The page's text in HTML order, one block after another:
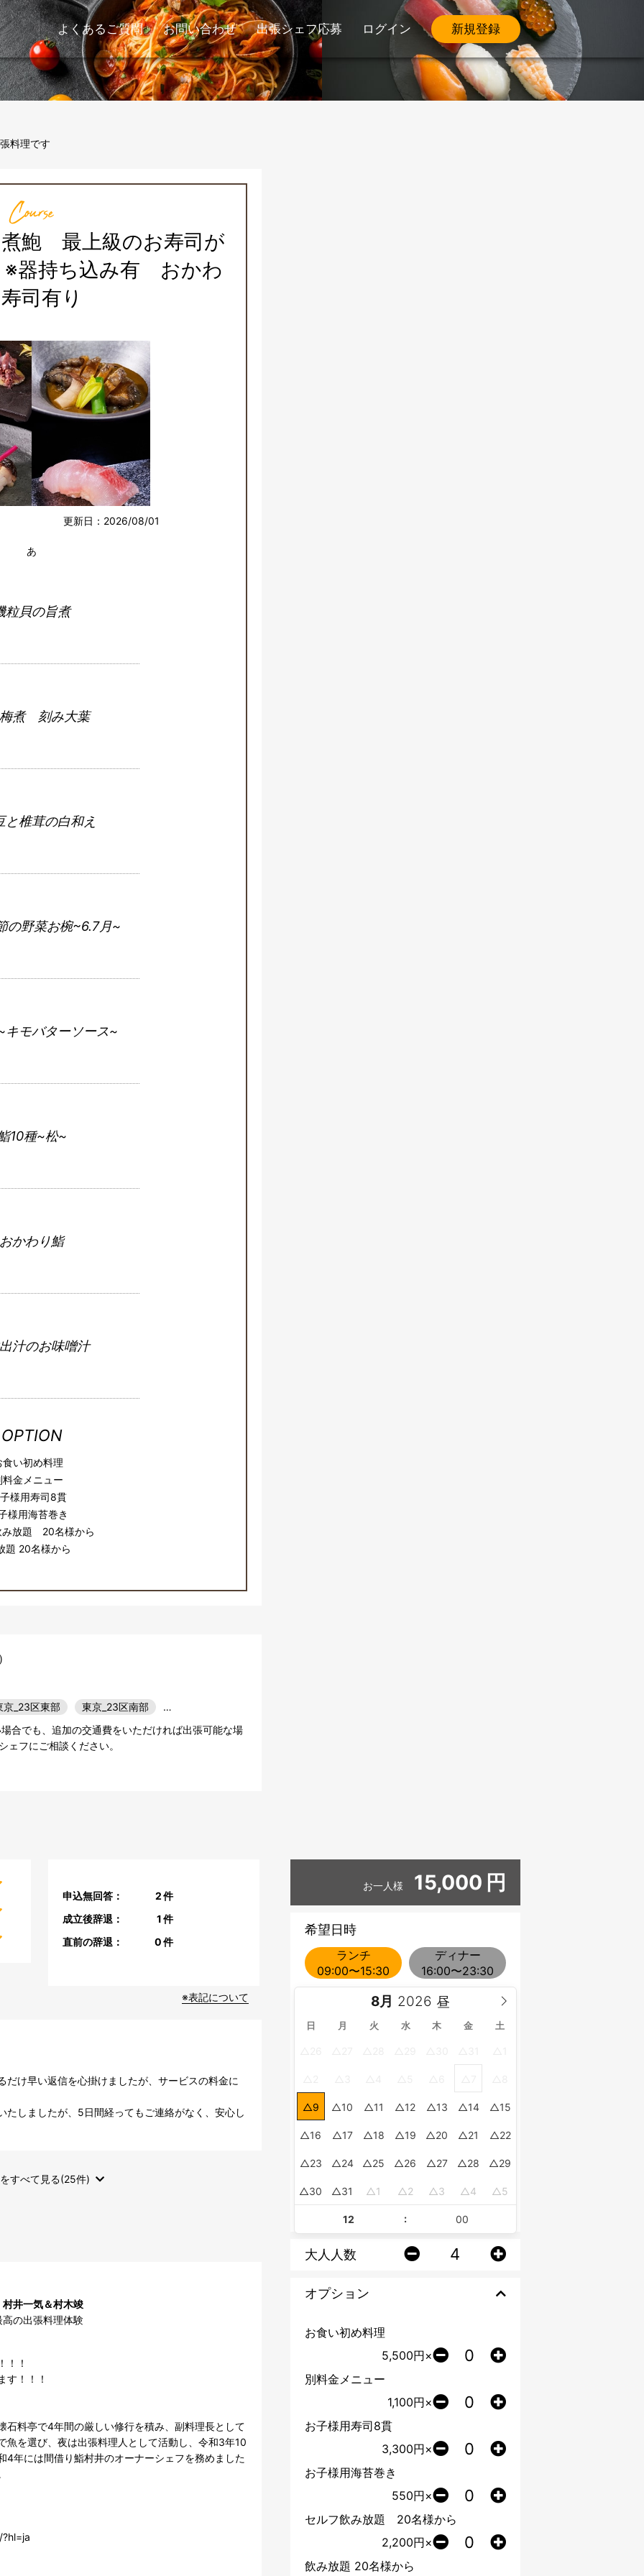
よくあるご質問 お問い合わせ 出張シェフ応募 ログイン 新規登録
料理です
Course
鮑 最上級のお寿司が
器持ち込み有 おかわ
司有り
更新日：2026/08/01
あ
粒貝の旨煮
煮 刻み大葉
と椎茸の白和え
の野菜お椀~6.7月~
キモバターソース~
10種~松~
おかわり鮨
汁のお味噌汁
OPTION
食い初め料理
料金メニュー
様用寿司8貫
様用海苔巻き
み放題 20名様から
題 20名様から
京_23区東部 東京_23区南部
…
合でも、追加の交通費をいただければ出張可能な場
ェフにご相談ください。
申込無回答： 2件
成立後辞退：
1件
直前の辞退：
0件
※表記について
だけ早い返信を心掛けましたが、サービスの料金に
たしましたが、5日間経ってもご連絡がなく、安心し
すべて見る(25件)
井一気＆村木竣
の出張料理体験
！！
す！！！
石料亭で4年間の厳しい修行を積み、副料理長として
魚を選び、夜は出張料理人として活動し、令和3年10
4年には間借り鮨村井のオーナーシェフを務めました
お一人様 15,000 円
希望日時
ランチ
09:00〜15:30
ディナー
16:00〜23:30
8月
日 月 火 水 木 金 土
9 10 11 12 13 14 15
16 17 18 19 20 21 22
23 24 25 26 27 28 29
30 31 1 2 3 4 5
:
大人人数
オプション
お食い初め料理
5,500円×
別料金メニュー
1,100円×
お子様用寿司8貫
3,300円×
お子様用海苔巻き
550円×
セルフ飲み放題 20名様から
2,200円×
飲み放題 20名様から